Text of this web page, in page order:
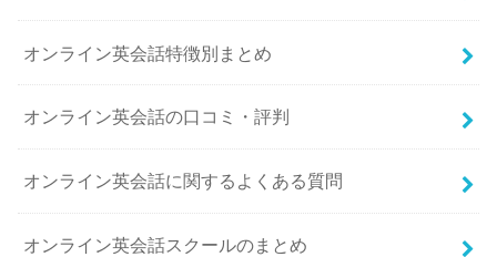
オンライン英会話特徴別まとめ
オンライン英会話の口コミ・評判
オンライン英会話に関するよくある質問
オンライン英会話スクールのまとめ